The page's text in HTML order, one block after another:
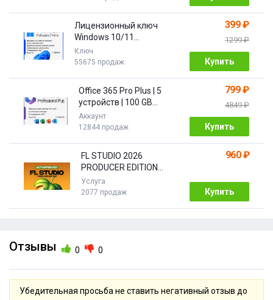
Лицензионный ключ
Windows 10/11
PRO/HOME | с привязкой
Ключ
55675 продаж
399 ₽
1299 ₽
Купить
Office 365 Pro Plus | 5
устройств | 100 GB
Облако| 1 год
Аккаунт
12844 продаж
799 ₽
4849 ₽
Купить
FL STUDIO 2026
PRODUCER EDITION
[Бессрочная]
Услуга
2077 продаж
960 ₽
Купить
Отзывы 0 0
Убедительная просьба не ставить негативный отзыв до